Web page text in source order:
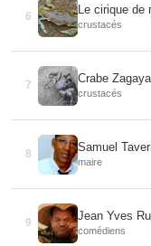
6
Le cirique
crustacés
7
Crabe Zagaya
crustacés
8
Samuel
maire
9
Jean Yves
comédiens